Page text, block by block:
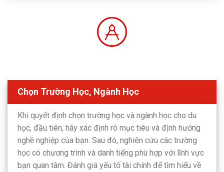
Chọn Trường Học, Ngành Học
Khi quyết định chọn trường học và ngành học cho du
học, đầu tiên, hãy xác định rõ mục tiêu và định hướng
nghề nghiệp của bạn. Sau đó, nghiên cứu các trường
học có chương trình và danh tiếng phù hợp với lĩnh vực
bạn quan tâm. Đánh giá yếu tố tài chính để tìm hiểu về